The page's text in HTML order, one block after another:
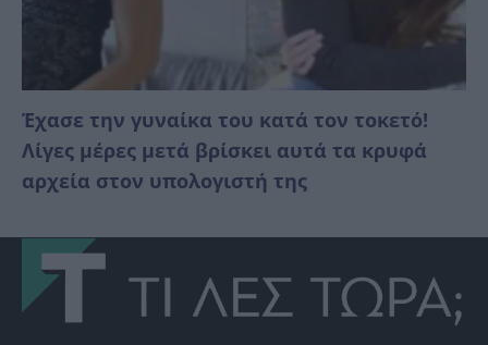
Έχασε την γυναίκα του κατά τον τοκετό!
Λίγες μέρες μετά βρίσκει αυτά τα κρυφά
αρχεία στον υπολογιστή της